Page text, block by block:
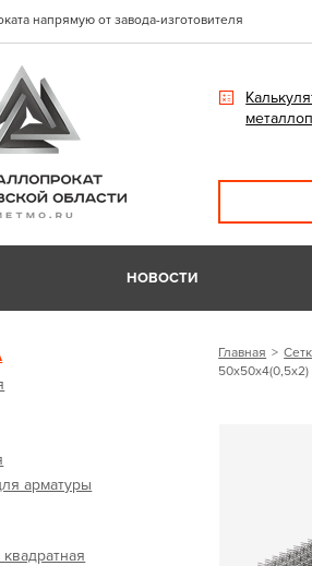
напрямую от завода-изготовителя
НОВОСТИ
арматуры
Главная
50х50х4(0,5х2)